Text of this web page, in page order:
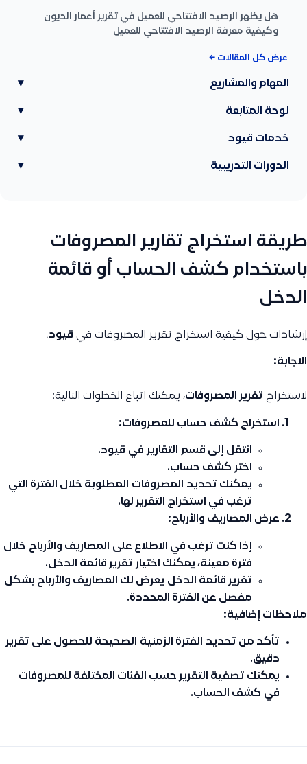
هل يظهر الرصيد الافتتاحي للعميل في تقرير أعمار الديون
وكيفية معرفة الرصيد الافتتاحي للعميل
عرض كل المقالات ←
المهام والمشاريع ▾
لوحة المتابعة ▾
خدمات قيود ▾
الدورات التدريبية ▾
طريقة استخراج تقارير المصروفات
باستخدام كشف الحساب أو قائمة
الدخل
إرشادات حول كيفية استخراج تقرير المصروفات في قيود.
الاجابة:
لاستخراج تقرير المصروفات، يمكنك اتباع الخطوات التالية:
استخراج كشف حساب للمصروفات:
انتقل إلى قسم التقارير في قيود.
اختر كشف حساب.
يمكنك تحديد المصروفات المطلوبة خلال الفترة التي
ترغب في استخراج التقرير لها.
عرض المصاريف والأرباح:
إذا كنت ترغب في الاطلاع على المصاريف والأرباح خلال
فترة معينة، يمكنك اختيار تقرير قائمة الدخل.
تقرير قائمة الدخل يعرض لك المصاريف والأرباح بشكل
مفصل عن الفترة المحددة.
ملاحظات إضافية:
تأكد من تحديد الفترة الزمنية الصحيحة للحصول على تقرير
دقيق.
يمكنك تصفية التقرير حسب الفئات المختلفة للمصروفات
في كشف الحساب.